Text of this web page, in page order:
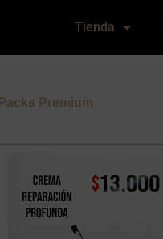
Tienda
Packs Premium